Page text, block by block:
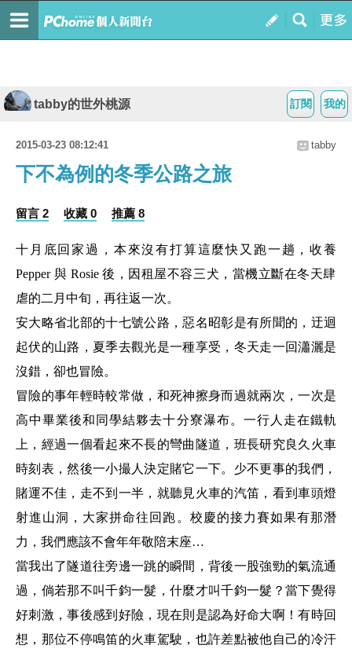
我的
訂閱
tabby的世外桃源
2015-03-23 08:12:41 tabby
下不為例的冬季公路之旅
留言 2 收藏 0 推薦 8
十月底回家過，本來沒有打算這麼快又跑一趟，收養
Pepper 與 Rosie 後，因租屋不容三犬，當機立斷在冬天肆
虐的二月中旬，再往返一次。
安大略省北部的十七號公路，惡名昭彰是有所聞的，迂迴
起伏的山路，夏季去觀光是一種享受，冬天走一回瀟灑是
沒錯，卻也冒險。
冒險的事年輕時較常做，和死神擦身而過就兩次，一次是
高中畢業後和同學結夥去十分寮瀑布。一行人走在鐵軌
上，經過一個看起來不長的彎曲隧道，班長研究良久火車
時刻表，然後一小撮人決定賭它一下。少不更事的我們，
賭運不佳，走不到一半，就聽見火車的汽笛，看到車頭燈
射進山洞，大家拼命往回跑。校慶的接力賽如果有那潛
力，我們應該不會年年敬陪末座…
當我出了隧道往旁邊一跳的瞬間，背後一股強勁的氣流通
過，倘若那不叫千鈞一髮，什麼才叫千鈞一髮？當下覺得
好刺激，事後感到好險，現在則是認為好命大啊！有時回
想，那位不停鳴笛的火車駕駛，也許差點被他自己的冷汗